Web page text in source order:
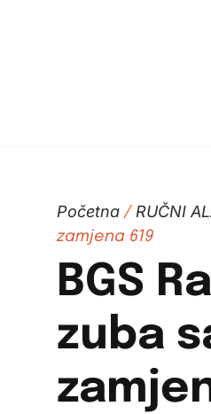
Početna/ RUČNI
zamjena 619
BGS
zuba